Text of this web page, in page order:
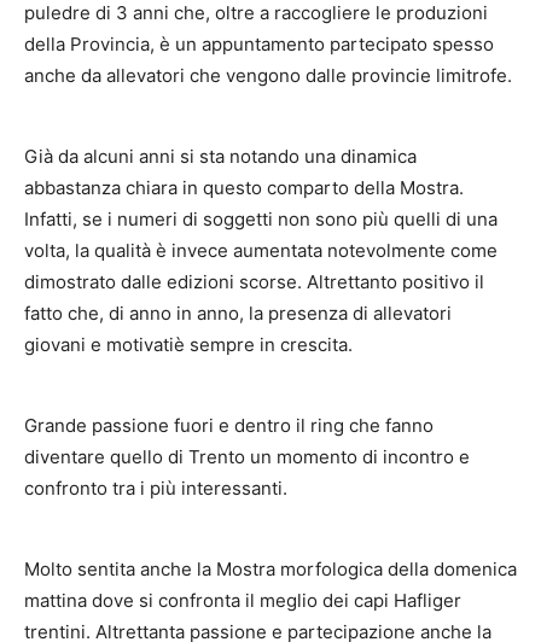
puledre di 3 anni che, oltre a raccogliere le produzioni
della Provincia, è un appuntamento partecipato spesso
anche da allevatori che vengono dalle provincie limitrofe.
Già da alcuni anni si sta notando una dinamica
abbastanza chiara in questo comparto della Mostra.
Infatti, se i numeri di soggetti non sono più quelli di una
volta, la qualità è invece aumentata notevolmente come
dimostrato dalle edizioni scorse. Altrettanto positivo il
fatto che, di anno in anno, la presenza di allevatori
giovani e motivatiè sempre in crescita.
Grande passione fuori e dentro il ring che fanno
diventare quello di Trento un momento di incontro e
confronto tra i più interessanti.
Molto sentita anche la Mostra morfologica della domenica
mattina dove si confronta il meglio dei capi Hafliger
trentini. Altrettanta passione e partecipazione anche la